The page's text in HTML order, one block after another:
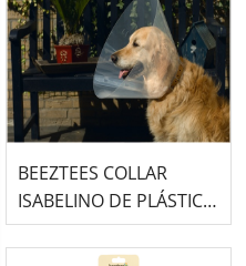
BEEZTEES COLLAR
ISABELINO DE PLÁSTICO
PARA PERRO